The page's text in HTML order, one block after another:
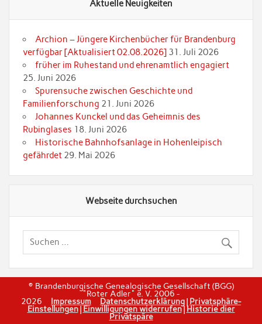
Aktuelle Neuigkeiten
Archion – Jüngere Kirchenbücher für Brandenburg
verfügbar [Aktualisiert 02.08.2026] 31. Juli 2026
früher im Ruhestand und ehrenamtlich engagiert
25. Juni 2026
Spurensuche zwischen Geschichte und
Familienforschung 21. Juni 2026
Johannes Kunckel und das Geheimnis des
Rubinglases 18. Juni 2026
Historische Bahnhofsanlage in Hohenleipisch
gefährdet 29. Mai 2026
Webseite durchsuchen
© Brandenburgische Genealogische Gesellschaft (BGG)
"Roter Adler" e. V. 2006 -
2026 Impressum Datenschutzerklärung| Privatsphäre-
Einstellungen| Einwilligungen widerrufen|Historie dier
Privatspäre